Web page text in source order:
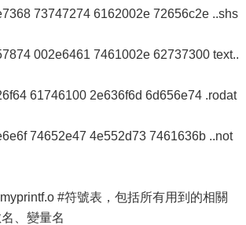
73747274 6162002e 72656c2e ..shs
002e6461 7461002e 62737300 text..
61746100 2e636f6d 6d656e74 .rodat
74652e47 4e552d73 7461636b ..not
#符號表，包括所有用到的相關
、變量名